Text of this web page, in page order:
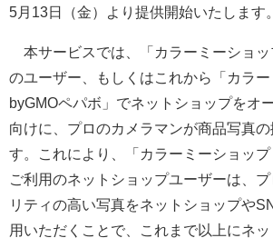
5月13日（金）より提供開始いたします。
本サービスでは、「カラーミーショッ
のユーザー、もしくはこれから「カラ
byGMOペパボ」でネットショップをオ
向けに、プロのカメラマンが商品写真の
す。これにより、「カラーミーショッ
ご利用のネットショップユーザーは、
リティの高い写真をネットショップや
用いただくことで、これまで以上にネ